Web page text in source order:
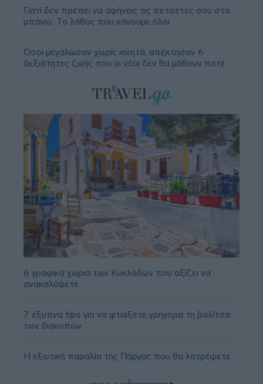
Γιατί δεν πρέπει να αφήνεις τις πετσέτες σου στο
μπάνιο; Το λάθος που κάνουμε όλοι
Όσοι μεγάλωσαν χωρίς κινητά, απέκτησαν 6
δεξιότητες ζωής που οι νέοι δεν θα μάθουν ποτέ
6 γραφικά χωριά των Κυκλάδων που αξίζει να
ανακαλύψετε
7 έξυπνα tips για να φτιάξετε γρήγορα τη βαλίτσα
των διακοπών
Η εξωτική παραλία της Πάργας που θα λατρέψετε